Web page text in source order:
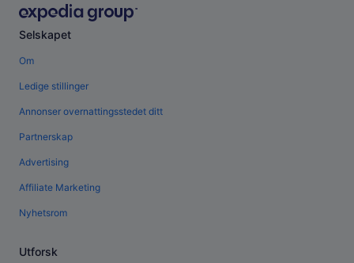
Selskapet
Om
Ledige stillinger
Annonser overnattingsstedet ditt
Partnerskap
Advertising
Affiliate Marketing
Nyhetsrom
Utforsk